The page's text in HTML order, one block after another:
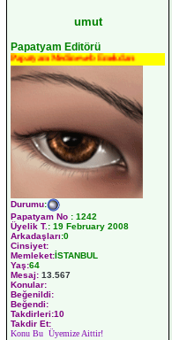
umut
Papatyam Editörü
Papatyam Medineweb Emekdarı
Durumu:
Papatyam No : 1242
Üyelik T.: 19 February 2008
Arkadaşları:0
Cinsiyet:
Memleket:İSTANBUL
Yaş:64
Mesaj: 13.567
Konular:
Beğenildi:
Beğendi:
Takdirleri:10
Takdir Et:
Konu Bu Üyemize Aittir!